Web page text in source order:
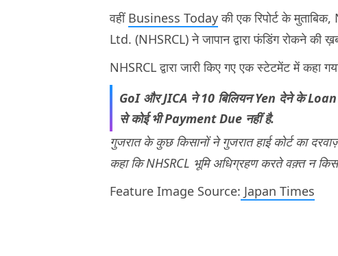
वहींBusiness Todayकी एक रिपोर्ट के
Ltd. (NHSRCL) ने जापान द्वारा फंडिंग रोकने की
NHSRCL द्वारा जारी किए गए एक स्टेटमेंट में कहा
GoI और JICA ने 10 बिलियन Yen देने के
से कोई भी Payment Due नहीं है.
गुजरात के कुछ किसानों ने गुजरात हाई कोर्ट का
कहा कि NHSRCL भूमि अधिग्रहण करते वक़्त न
Feature Image Source: Japan Times